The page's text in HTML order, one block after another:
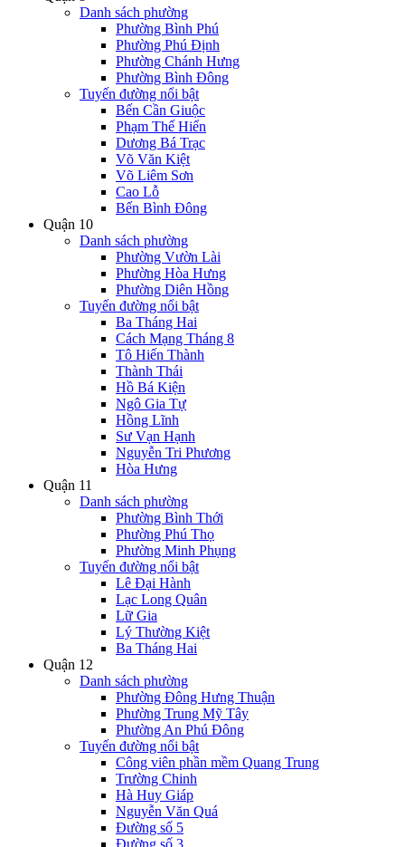
Danh sách phường
Phường Bình Phú
Phường Phú Định
Phường Chánh Hưng
Phường Bình Đông
Tuyến đường nổi bật
Bến Cần Giuộc
Phạm Thế Hiển
Dương Bá Trạc
Võ Văn Kiệt
Võ Liêm Sơn
Cao Lỗ
Bến Bình Đông
Quận 10
Danh sách phường
Phường Vườn Lài
Phường Hòa Hưng
Phường Diên Hồng
Tuyến đường nổi bật
Ba Tháng Hai
Cách Mạng Tháng 8
Tô Hiến Thành
Thành Thái
Hồ Bá Kiện
Ngô Gia Tự
Hồng Lĩnh
Sư Vạn Hạnh
Nguyễn Tri Phương
Hòa Hưng
Quận 11
Danh sách phường
Phường Bình Thới
Phường Phú Thọ
Phường Minh Phụng
Tuyến đường nổi bật
Lê Đại Hành
Lạc Long Quân
Lữ Gia
Lý Thường Kiệt
Ba Tháng Hai
Quận 12
Danh sách phường
Phường Đông Hưng Thuận
Phường Trung Mỹ Tây
Phường An Phú Đông
Tuyến đường nổi bật
Công viên phần mềm Quang Trung
Trường Chinh
Hà Huy Giáp
Nguyễn Văn Quá
Đường số 5
Đường số 3